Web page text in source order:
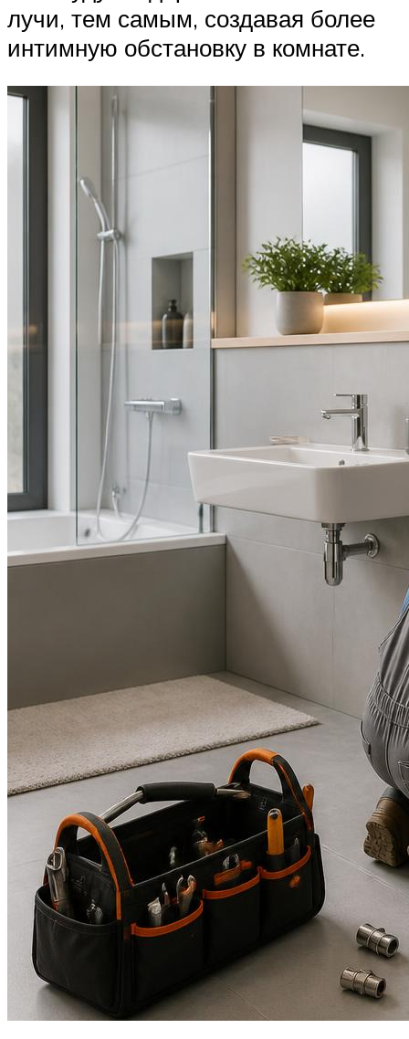
лучи, тем самым, создавая более
интимную обстановку в комнате.